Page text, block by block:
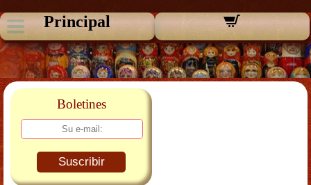
Principal
Boletines
Suscribir